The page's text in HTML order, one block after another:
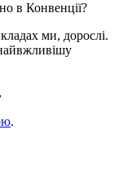
в Конвенції?
ми, дорослі.
,
.